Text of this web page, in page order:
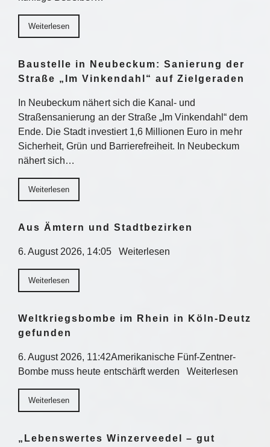
Weiterlesen
Baustelle in Neubeckum: Sanierung der
Straße „Im Vinkendahl“ auf Zielgeraden
In Neubeckum nähert sich die Kanal- und
Straßensanierung an der Straße „Im Vinkendahl“ dem
Ende. Die Stadt investiert 1,6 Millionen Euro in mehr
Sicherheit, Grün und Barrierefreiheit. In Neubeckum
nähert sich…
Weiterlesen
Aus Ämtern und Stadtbezirken
6. August 2026, 14:05 Weiterlesen
Weiterlesen
Weltkriegsbombe im Rhein in Köln-Deutz
gefunden
6. August 2026, 11:42Amerikanische Fünf-Zentner-
Bombe muss heute entschärft werden Weiterlesen
Weiterlesen
„Lebenswertes Winzerveedel – gut